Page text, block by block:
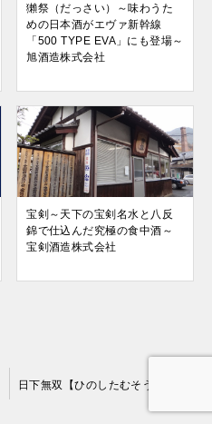
獺祭（だっさい）～味わうた
めの日本酒がエヴァ新幹線
「500 TYPE EVA」にも登場～
旭酒造株式会社
宝剣～天下の宝剣名水と八反
錦で仕込んだ究極の食中酒～
宝剣酒造株式会社